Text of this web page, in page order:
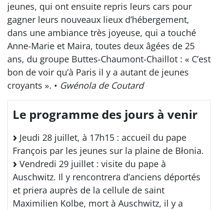
jeunes, qui ont ensuite repris leurs cars pour
gagner leurs nouveaux lieux d’hébergement,
dans une ambiance très joyeuse, qui a touché
Anne-Marie et Maira, toutes deux âgées de 25
ans, du groupe Buttes-Chaumont-Chaillot : « C’est
bon de voir qu’à Paris il y a autant de jeunes
croyants ». • Gwénola de Coutard
Le programme des jours à venir
Jeudi 28 juillet, à 17h15 : accueil du pape
François par les jeunes sur la plaine de Błonia.
Vendredi 29 juillet : visite du pape à
Auschwitz. Il y rencontrera d’anciens déportés
et priera auprès de la cellule de saint
Maximilien Kolbe, mort à Auschwitz, il y a